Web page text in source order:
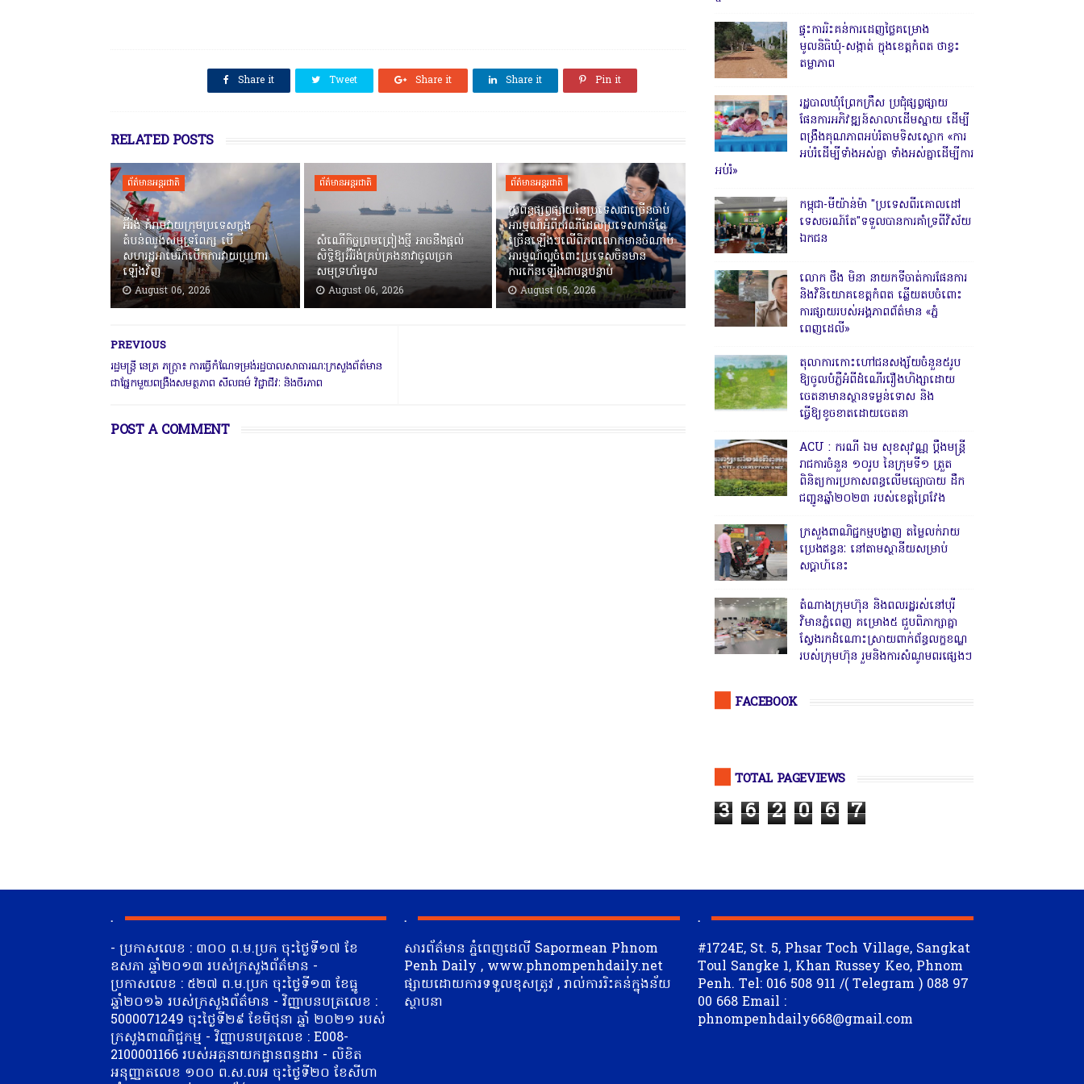
Share it Tweet Share it Share it Pin it
RELATED POSTS
ព័ត៌មានអន្តរជាតិ
អ៊ីរ៉ង់ គំរាមវាយក្រុមប្រទេសក្នុង
តំបន់ឈូងសមុទ្រពែក្ស បើ
សហរដ្ឋអាមេរិកបើកការវាយប្រហារ
ឡើងវិញ
August 06, 2026
ព័ត៌មានអន្តរជាតិ
សំណើកិច្ចព្រមព្រៀងថ្មី អាចនឹងផ្តល់
សិទ្ធិឱ្យអ៊ីរ៉ង់គ្រប់គ្រងនាវាចូលច្រក
សមុទ្រហ័រមូស
August 06, 2026
ព័ត៌មានអន្តរជាតិ
ប្រព័ន្ធ​ផ្សព្វផ្សាយ​នៃ​ប្រទេស​ជាច្រើន​ចាប់
អារម្មណ៍​អំពី​ករណី​ដែល​ប្រទេស​កាន់តែ
ច្រើន​ឡើង​ៗ​លើ​ពិភពលោក​មាន​ចំណាប់​
អារម្មណ៍ល្អ​ចំពោះប្រទេសចិន​មាន​
ការកើនឡើងជាបន្ត​បន្ទាប់​
August 05, 2026
PREVIOUS
រដ្ឋមន្ត្រី នេត្រ​ ភក្ត្រា៖ ការធ្វើកំណែទម្រង់រដ្ឋបាលសាធារណៈក្រសួងព័ត៌មាន
ជាផ្នែកមួយពង្រឹងសមត្ថភាព សីលធម៌ វិជ្ជាជីវៈ និងចីរភាព
POST A COMMENT
ផ្ទុះការរិះគន់ការដេញថ្លៃគម្រោង
មូលនិធិឃុំ-សង្កាត់ ក្នុងខេត្តកំពត ថាខ្វះ
តម្លាភាព
រដ្ឋបាលឃុំព្រែកក្រឹស ប្រជុំផ្សព្វផ្សាយ
ផែនការអភិវឌ្ឍន៍សាលាដើមស្នាយ ដើម្បី
ពង្រឹងគុណភាពអប់រំតាមទិសស្លោក «ការ
អប់រំដើម្បីទាំងអស់គ្នា ទាំងអស់គ្នាដើម្បីការ
អប់រំ»
កម្ពុជា-មីយ៉ាន់ម៉ា "ប្រទេសពីរគោលដៅ
ទេសចរណ៍តែ"ទទួលបានការគាំទ្រពីវិស័យ
ឯកជន
លោក ថឹង មិនា នាយកទីចាត់ការផែនការ
និងវិនិយោគខេត្តកំពត ឆ្លើយតបចំពោះ
ការផ្សាយរបស់អង្គភាពព័ត៌មាន «ភ្នំ
ពេញដេលី»
តុលាការកោះហៅជនសង្ស័យចំនួន៥រូប
ឱ្យចូលបំភ្លឺអំពីដំណើររឿងហិង្សាដោយ
ចេតនាមានស្ថានទម្ងន់ទោស និង
ធ្វើឱ្យខូចខាតដោយចេតនា
ACU : ករណី ឯម សុខសុវណ្ណ ប្ដឹងមន្ត្រី
រាជការចំនួន ១០រូប នៃក្រុមទី១ ត្រួត
ពិនិត្យការប្រកាសពន្ធលើមធ្យោបាយ ដឹក
ជញ្ជូនឆ្នាំ២០២៣ របស់ខេត្តព្រៃវែង
ក្រសួងពាណិជ្ជកម្មបង្ហាញ តម្លៃលក់រាយ
ប្រេងឥន្ធនៈ នៅតាមស្ថានីយសម្រាប់
សប្តាហ៍នេះ
តំណាងក្រុមហ៊ុន និងពលរដ្ឋរស់នៅបុរី
វិមានភ្នំពេញ គម្រោង៥ ជួបពិភាក្សាគ្នា
ស្វែងរកដំណោះស្រាយពាក់ព័ន្ធលក្ខខណ្ឌ
របស់ក្រុមហ៊ុន រួមនិងការសំណូមពរផ្សេងៗ
FACEBOOK
TOTAL PAGEVIEWS
3 6 2 0 6 7
.
- ប្រកាសលេខ : ៣០០ ព.ម.ប្រក ចុះថ្ងៃទី១៧ ខែ
ឧសភា ឆ្នាំ២០១៣ របស់ក្រសួងព័ត៌មាន -
ប្រកាសលេខ : ៥២៧ ព.ម.ប្រក ចុះថ្ងៃទី១៣ ខែធ្នូ
ឆ្នាំ២០១៦ របស់ក្រសួងព័ត៌មាន - វិញ្ញាបនបត្រលេខ :
5000071249 ចុះថ្ងៃទី២៩ ខែមិថុនា​ ឆ្នាំ ២០២១ របស់
ក្រសួងពាណិជ្ជកម្ម - វិញ្ញាបនបត្រលេខ : E008-
2100001166 របស់អគ្គនាយកដ្ឋានពន្ធដារ - លិខិត
អនុញ្ញាតលេខ ១០០ ព.ស.លអ ចុះថ្ងៃទី២០ ខែសីហា
.
សារព័ត៌មាន ភ្នំពេញដេលី Sapormean Phnom
Penh Daily , www.phnompenhdaily.net
ផ្សាយដោយការទទួលខុសត្រូវ , រាល់ការរិះគន់ក្នុងន័យ
ស្ថាបនា
.
#1724E, St. 5, Phsar Toch Village, Sangkat
Toul Sangke 1, Khan Russey Keo, Phnom
Penh. Tel: 016 508 911 /( Telegram ) 088 97
00 668 Email :
phnompenhdaily668@gmail.com